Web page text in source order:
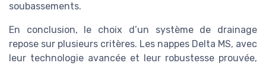
soubassements.
En conclusion, le choix d’un système de drainage
repose sur plusieurs critères. Les nappes Delta MS, avec
leur technologie avancée et leur robustesse prouvée,